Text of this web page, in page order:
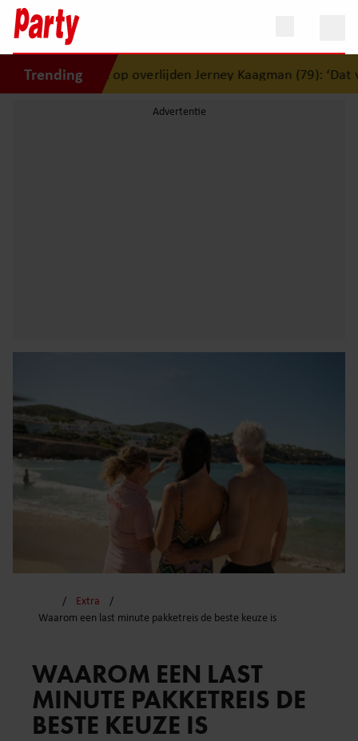
Trending
op overlijden Jerney Kaagman (79): ‘Dat vertrouwen
Extra
Waarom een last minute pakketreis de beste keuze is
WAAROM EEN LAST
MINUTE PAKKETREIS DE
BESTE KEUZE IS